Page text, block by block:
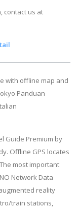
contact us at
with offline map and
Panduan
luar talian
Guide Premium by
Offline GPS locates
most important
Network Data
reality
train stations,